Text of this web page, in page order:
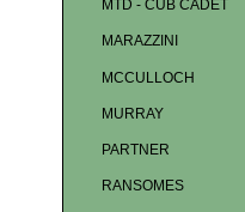
MTD - CUB CADET
MARAZZINI
MCCULLOCH
MURRAY
PARTNER
RANSOMES